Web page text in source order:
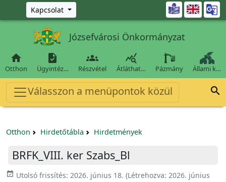
Ugrás a fő tartalomra
Kapcsolat 
Józsefvárosi Önkormányzat

Otthon

Ügyintéz…

Részvétel

Átláthat… Pázmány Állami k…
Válasszon a menüpontok közül 
Otthon Hirdetőtábla Hirdetmények
BRFK_VIII. ker Szabs_Bl
event_available Utolsó frissítés: 2026. június 18. (Létrehozva: 2026. június